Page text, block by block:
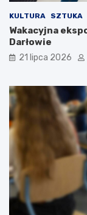
KULTURA SZTUKA
Wakacyjna
Darłowie
21 lipca 2026